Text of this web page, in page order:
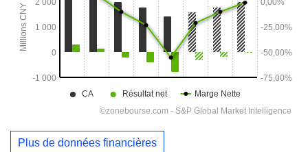
Plus de données financières